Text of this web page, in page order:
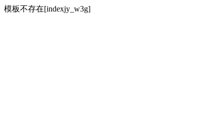
模板不存在[indexjy_w3g]